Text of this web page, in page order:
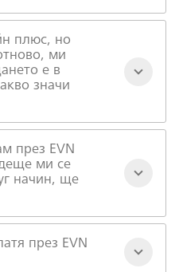
плюс, но
ми
е в
значи
през EVN
ми се
начин, ще
през EVN